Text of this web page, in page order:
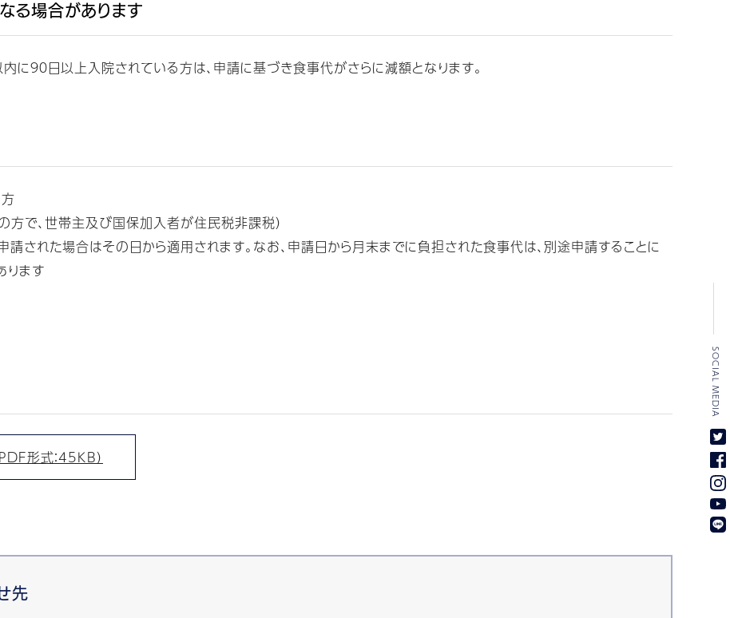
る場合があります
に９０日以上入院されている方は、申請に基づき食事代がさらに減額となります。
で、世帯主及び国保加入者が住民税非課税）
された場合はその日から適用されます。なお、申請日から月末までに負担された食事代は、別途申請することに
ります
形式：45KB）
先
SOCIAL MEDIA